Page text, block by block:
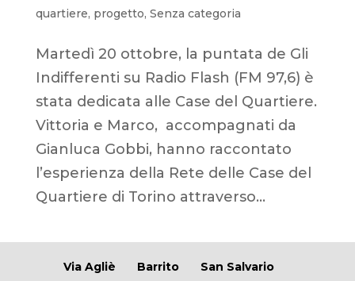
quartiere, progetto, Senza categoria
Martedì 20 ottobre, la puntata de Gli
Indifferenti su Radio Flash (FM 97,6) è
stata dedicata alle Case del Quartiere.
Vittoria e Marco, accompagnati da
Gianluca Gobbi, hanno raccontato
l’esperienza della Rete delle Case del
Quartiere di Torino attraverso...
Via Agliè Barrito San Salvario